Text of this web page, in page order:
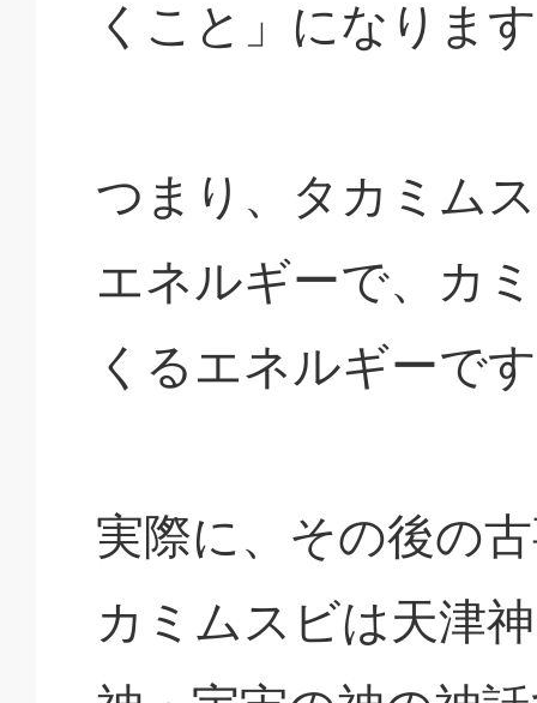
くこと」になりま
つまり、タカミム
エネルギーで、カ
くるエネルギーで
実際に、その後の
カミムスビは天津